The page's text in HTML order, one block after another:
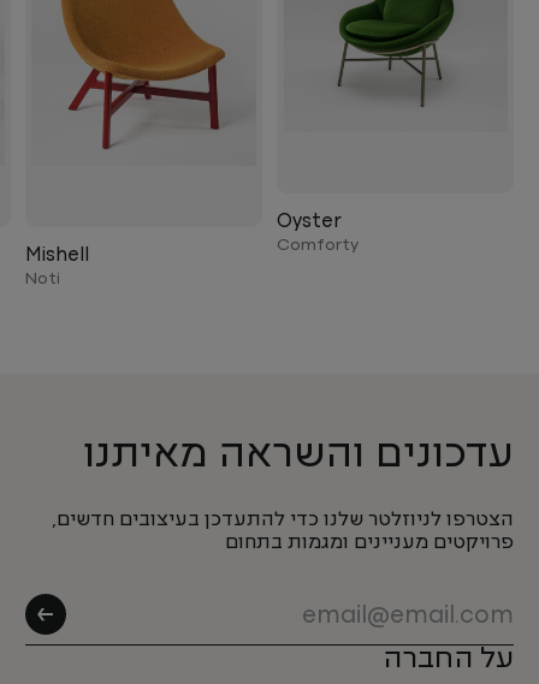
Oyster
Comforty
Mishell
Noti
עדכונים והשראה מאיתנו
הצטרפו לניוזלטר שלנו כדי להתעדכן בעיצובים חדשים,
פרויקטים מעניינים ומגמות בתחום
על החברה